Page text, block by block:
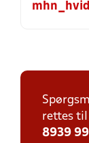
rettes til
8939